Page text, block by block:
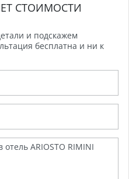
СТОИМОСТИ
и подскажем
бесплатна и ни к